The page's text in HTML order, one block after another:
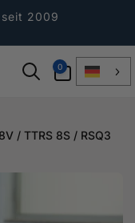
2009
0
Artikel
/ TTRS 8S / RSQ3